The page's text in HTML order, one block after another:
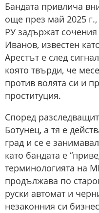
Бандата привлича
още през май 2025 г.,
РУ задържат
Иванов, известен
Арестът е след
която твърди, че
против волята си и
проституция.
Според
Ботунец, а тя е
град и се е
като бандата е
терминологията на
продължава по
руски автомат и
незаконния си